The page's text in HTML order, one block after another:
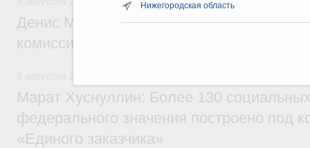
Нижегородская область
Денис Мантуров провёл заседание
комиссии по промышленности
Марат Хуснуллин: Более 130
федерального значения построено под
«Единого заказчика»